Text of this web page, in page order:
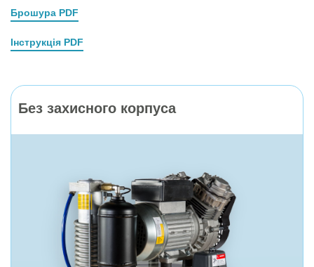
Брошура PDF
Інструкція PDF
Без захисного корпуса